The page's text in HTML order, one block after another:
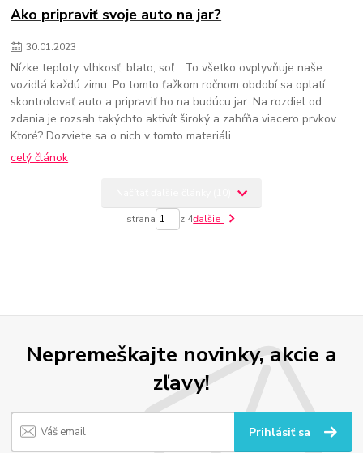
Ako pripraviť svoje auto na jar?
30.01.2023
Nízke teploty, vlhkosť, blato, soľ... To všetko ovplyvňuje naše
vozidlá každú zimu. Po tomto ťažkom ročnom období sa oplatí
skontrolovať auto a pripraviť ho na budúcu jar. Na rozdiel od
zdania je rozsah takýchto aktivít široký a zahŕňa viacero prvkov.
Ktoré? Dozviete sa o nich v tomto materiáli.
celý článok
strana z 4ďalšie
Nepremeškajte novinky, akcie a
zľavy!
Prihlásiť sa